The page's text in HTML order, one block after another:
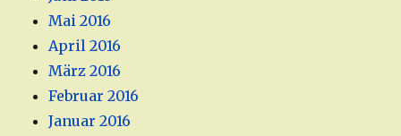
Mai 2016
April 2016
März 2016
Februar 2016
Januar 2016